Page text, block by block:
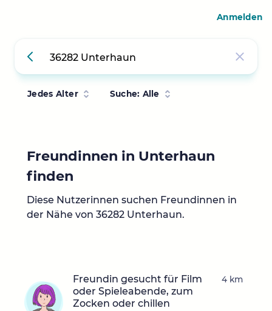
Jedes Alter Suche: Alle
Freundinnen in Unterhaun
finden
Diese Nutzerinnen suchen Freundinnen in
der Nähe von 36282 Unterhaun.
Freundin gesucht für Film
oder Spieleabende, zum
Zocken oder chillen
4 km
Anmelden